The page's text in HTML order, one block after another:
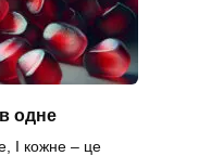
одне
І кожне – це